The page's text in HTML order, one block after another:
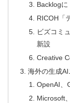
Backlog
RICOH「
ビズコミ
新設
Creative
海外の生成AI
OpenAI、
Microsoft